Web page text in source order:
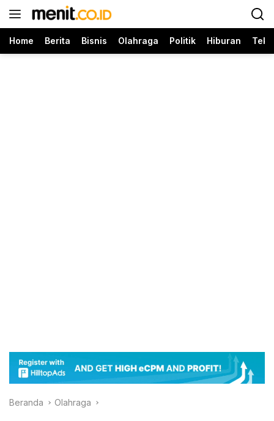
ke
Home Berita Bisnis Olahraga Politik Hiburan
Beranda Olahraga